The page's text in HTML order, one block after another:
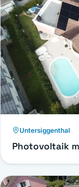
Untersiggenthal
Photovoltaik